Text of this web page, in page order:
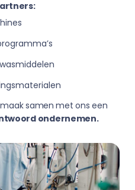
samen met ons een
ondernemen.